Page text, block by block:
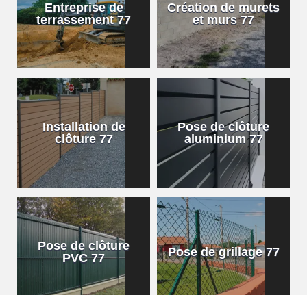
Entreprise de
terrassement 77
Création de murets
et murs 77
Installation de
clôture 77
Pose de clôture
aluminium 77
Pose de clôture
PVC 77
Pose de grillage 77